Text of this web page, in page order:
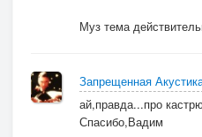
Сколько б ни было
Муз тема
Запрещенная
ай,правда...про
Спасибо,Вадим